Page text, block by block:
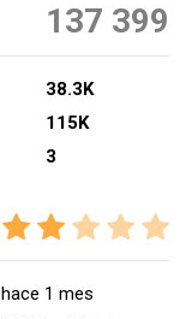
137 399
38.3K
115K
3
hace 1 mes